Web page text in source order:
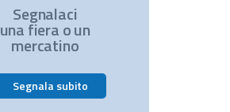
Segnalaci
una fiera o un
mercatino
Segnala subito